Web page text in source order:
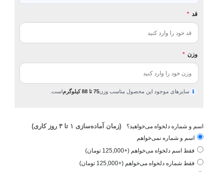
قد *
وزن *
ℹ سایزهای موجود این محصول مناسب وزن75 تا 88 کیلوگرم است.
اسم و شماره دلخواه می‌خواهید؟ (زمان آماده‌سازی ۱ تا ۳ روز کاری)
اسم و شماره نمی‌خواهم
فقط اسم دلخواه می‌خواهم (+125,000 تومان)
فقط شماره دلخواه می‌خواهم (+125,000 تومان)